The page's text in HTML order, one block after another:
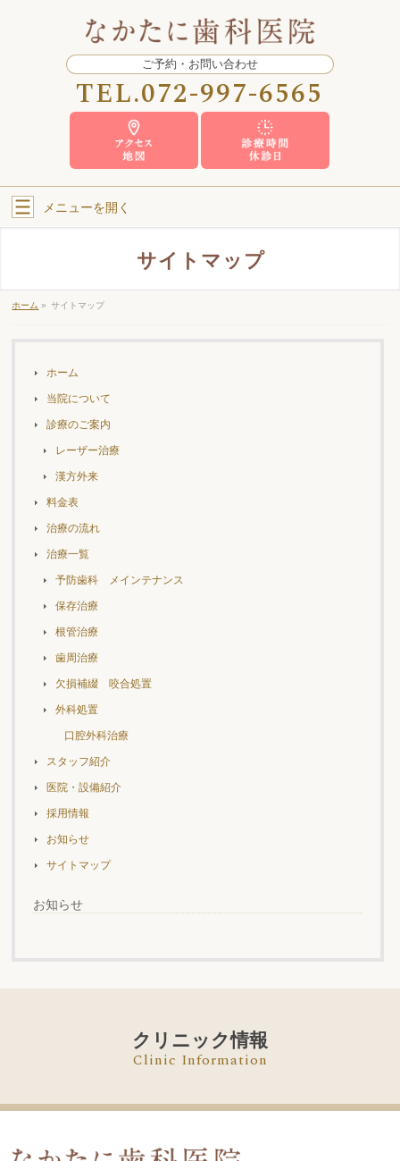
ご予約・お問い合わせ
TEL.072-997-6565
メニューを開く
サイトマップ
ホーム » サイトマップ
ホーム
当院について
診療のご案内
レーザー治療
漢方外来
料金表
治療の流れ
治療一覧
予防歯科 メインテナンス
保存治療
根管治療
歯周治療
欠損補綴 咬合処置
外科処置
口腔外科治療
スタッフ紹介
医院・設備紹介
採用情報
お知らせ
サイトマップ
お知らせ
クリニック情報
Clinic Information